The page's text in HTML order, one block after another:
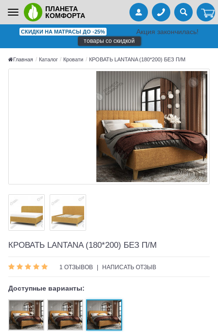
Toggle
navigation
ПЛАНЕТА
КОМФОРТА
СКИДКИ НА МАТРАСЫ ДО -25% Акция закончилась!
товары со скидкой
Главная Каталог Кровати КРОВАТЬ LANTANA (180*200) БЕЗ П/М
КРОВАТЬ LANTANA (180*200) БЕЗ П/М
1 ОТЗЫВОВ НАПИСАТЬ ОТЗЫВ
Доступные варианты: